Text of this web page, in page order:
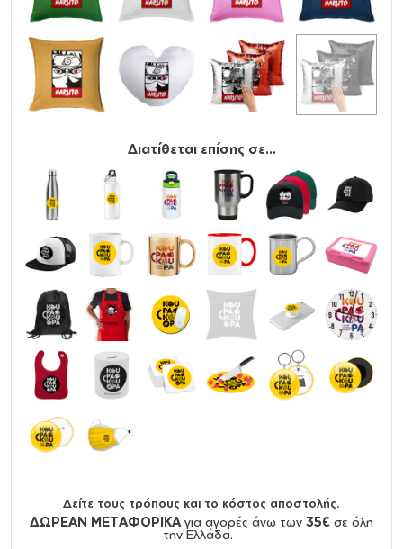
Διατίθεται επίσης σε...
Δείτε τους τρόπους και το κόστος αποστολής.
ΔΩΡΕΑΝ ΜΕΤΑΦΟΡΙΚΑ για αγορές άνω των 35€ σε όλη
την Ελλάδα.